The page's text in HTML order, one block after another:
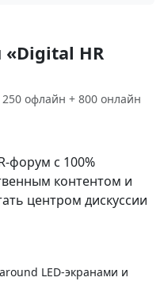
HR
офлайн + 800 онлайн
с 100%
контентом и
центром дискуссии
LED‑экранами и